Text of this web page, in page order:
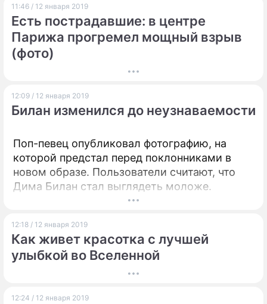
11:46 / 12 января 2019
Есть пострадавшие: в центре
Парижа прогремел мощный взрыв
(фото)
12:09 / 12 января 2019
Билан изменился до неузнаваемости
Поп-певец опубликовал фотографию, на
которой предстал перед поклонниками в
новом образе. Пользователи считают, что
Дима Билан стал выглядеть моложе.
12:18 / 12 января 2019
Как живет красотка с лучшей
улыбкой во Вселенной
12:24 / 12 января 2019